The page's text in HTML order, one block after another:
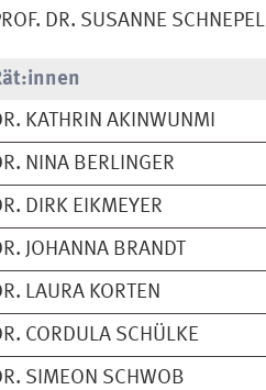
DR. SUSANNE SCHNEPEL
KATHRIN AKINWUNMI
NINA BERLINGER
DIRK EIKMEYER
JOHANNA BRANDT
LAURA KORTEN
CORDULA SCHÜLKE
SIMEON SCHWOB